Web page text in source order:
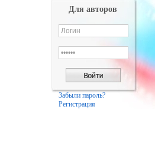
Для авторов
Забыли пароль?
Регистрация